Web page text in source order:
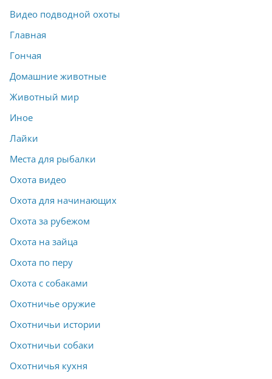
Видео подводной охоты
Главная
Гончая
Домашние животные
Животный мир
Иное
Лайки
Места для рыбалки
Охота видео
Охота для начинающих
Охота за рубежом
Охота на зайца
Охота по перу
Охота с собаками
Охотничье оружие
Охотничьи истории
Охотничьи собаки
Охотничья кухня